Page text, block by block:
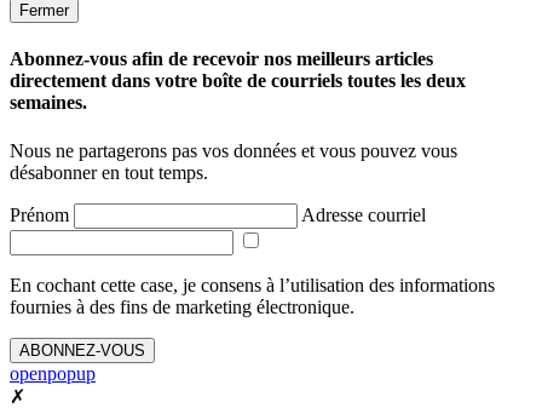
Fermer
Abonnez-vous afin de recevoir nos meilleurs articles
directement dans votre boîte de courriels toutes les deux
semaines.
Nous ne partagerons pas vos données et vous pouvez vous
désabonner en tout temps.
Prénom Adresse courriel
En cochant cette case, je consens à l’utilisation des informations
fournies à des fins de marketing électronique.
ABONNEZ-VOUS
openpopup
✗